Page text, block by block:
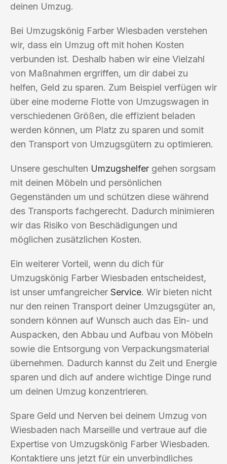
deinen Umzug.
Bei Umzugskönig Farber Wiesbaden verstehen
wir, dass ein Umzug oft mit hohen Kosten
verbunden ist. Deshalb haben wir eine Vielzahl
von Maßnahmen ergriffen, um dir dabei zu
helfen, Geld zu sparen. Zum Beispiel verfügen wir
über eine moderne Flotte von Umzugswagen in
verschiedenen Größen, die effizient beladen
werden können, um Platz zu sparen und somit
den Transport von Umzugsgütern zu optimieren.
Unsere geschulten Umzugshelfer gehen sorgsam
mit deinen Möbeln und persönlichen
Gegenständen um und schützen diese während
des Transports fachgerecht. Dadurch minimieren
wir das Risiko von Beschädigungen und
möglichen zusätzlichen Kosten.
Ein weiterer Vorteil, wenn du dich für
Umzugskönig Farber Wiesbaden entscheidest,
ist unser umfangreicher Service. Wir bieten nicht
nur den reinen Transport deiner Umzugsgüter an,
sondern können auf Wunsch auch das Ein- und
Auspacken, den Abbau und Aufbau von Möbeln
sowie die Entsorgung von Verpackungsmaterial
übernehmen. Dadurch kannst du Zeit und Energie
sparen und dich auf andere wichtige Dinge rund
um deinen Umzug konzentrieren.
Spare Geld und Nerven bei deinem Umzug von
Wiesbaden nach Marseille und vertraue auf die
Expertise von Umzugskönig Farber Wiesbaden.
Kontaktiere uns jetzt für ein unverbindliches